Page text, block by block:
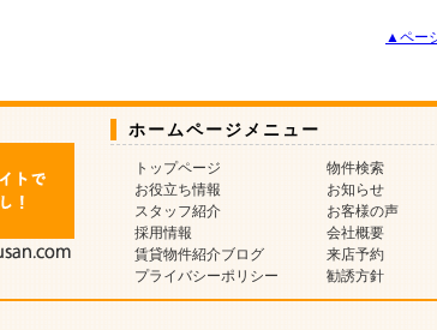
▲ペー
ホームページメニュー
トップページ
物件検索
お役立ち情報
お知らせ
スタッフ紹介
お客様の声
採用情報
会社概要
賃貸物件紹介ブログ
来店予約
プライバシーポリシー
勧誘方針